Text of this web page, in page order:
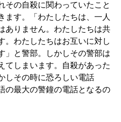
その自殺に関わっていたこと
ます。「わたしたちは、一人
ありません。わたしたちは共
。わたしたちはお互いに対し
」と警部。しかしその警部は
てしまいます。自殺があった
しその時に恐ろしい電話
の最大の警鐘の電話となるの